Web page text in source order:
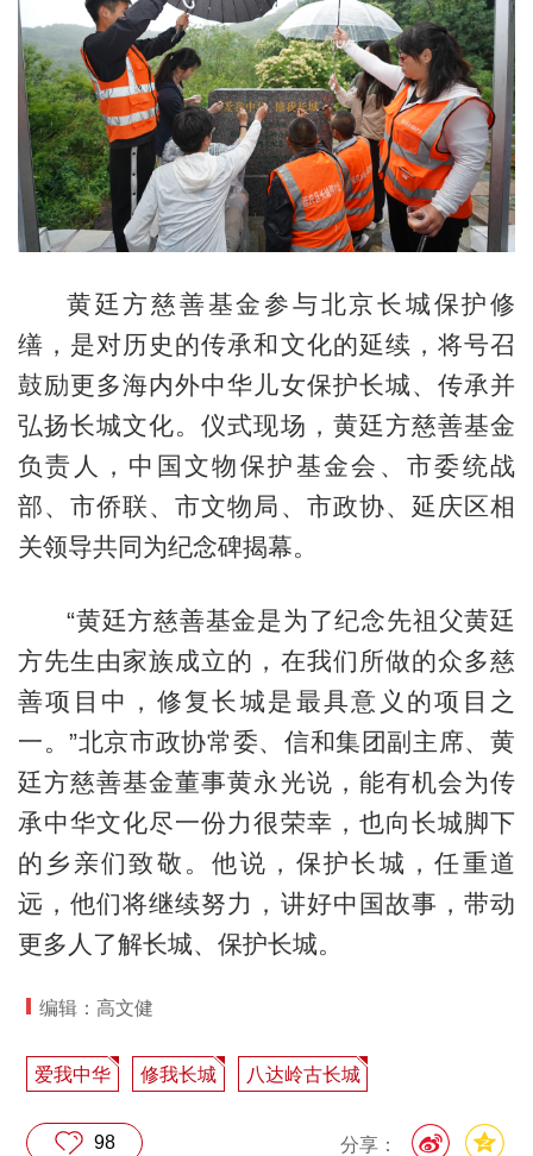
黄廷方慈善基金参与北京长城保护修
缮，是对历史的传承和文化的延续，将号召
鼓励更多海内外中华儿女保护长城、传承并
弘扬长城文化。仪式现场，黄廷方慈善基金
负责人，中国文物保护基金会、市委统战
部、市侨联、市文物局、市政协、延庆区相
关领导共同为纪念碑揭幕。
“黄廷方慈善基金是为了纪念先祖父黄廷
方先生由家族成立的，在我们所做的众多慈
善项目中，修复长城是最具意义的项目之
一。”北京市政协常委、信和集团副主席、黄
廷方慈善基金董事黄永光说，能有机会为传
承中华文化尽一份力很荣幸，也向长城脚下
的乡亲们致敬。他说，保护长城，任重道
远，他们将继续努力，讲好中国故事，带动
更多人了解长城、保护长城。
编辑：高文健
爱我中华 修我长城 八达岭古长城
分享：
98